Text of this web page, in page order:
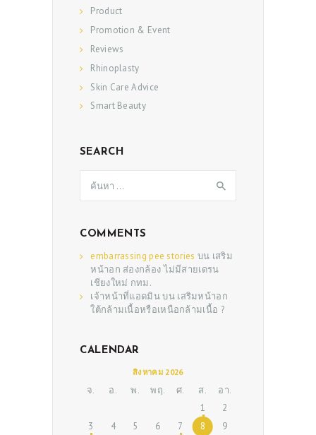
Product
Promotion & Event
Reviews
Rhinoplasty
Skin Care Advice
Smart Beauty
SEARCH
สำหรับ:
COMMENTS
embarrassing pee stories บน เสริม
หน้าอก ส่องกล้อง ไม่มีสายเดรน
เชียงใหม่ กทม.
เจ้าหน้าที่แอดมินบน เสริมหน้าอก
ใต้กล้ามเนื้อหรือเหนือกล้ามเนื้อ ?
CALENDAR
สิงหาคม 2026
จ. อ. พ. พฤ. ศ. ส. อา.
1
2
3
4 5 6 7 8
9